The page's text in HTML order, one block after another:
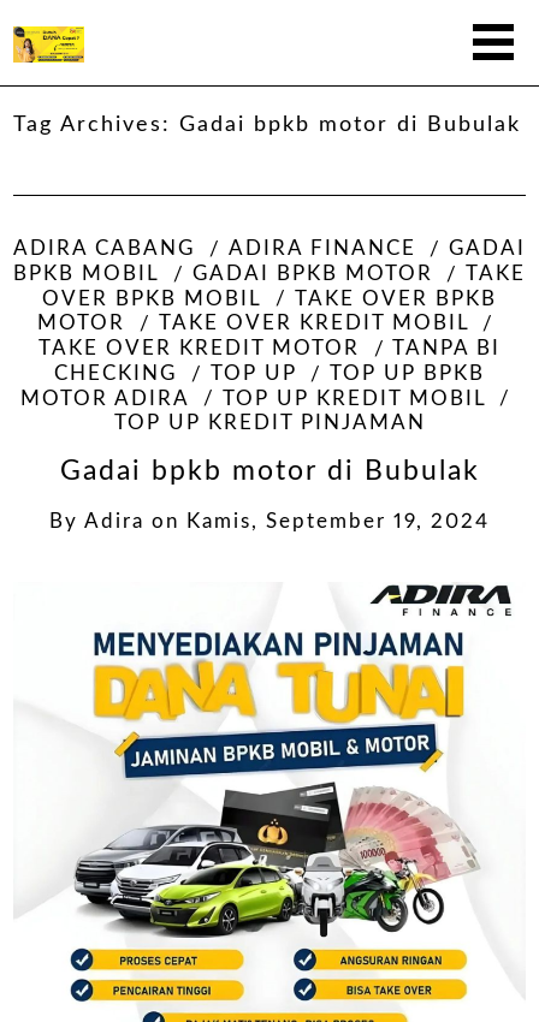
Tag Archives:Gadai bpkb motor di Bubulak
ADIRA CABANG ADIRA FINANCE
GADAI
BPKB MOBIL
GADAI BPKB MOTOR
TAKE
OVER BPKB MOBIL
TAKE OVER BPKB
MOTOR
TAKE OVER KREDIT MOBIL
TAKE OVER KREDIT MOTOR
TANPA BI
CHECKING
TOP UP
TOP UP BPKB
MOTOR ADIRA
TOP UP KREDIT MOBIL
TOP UP KREDIT PINJAMAN
Gadai bpkb motor di Bubulak
By Adira on Kamis, September 19, 2024